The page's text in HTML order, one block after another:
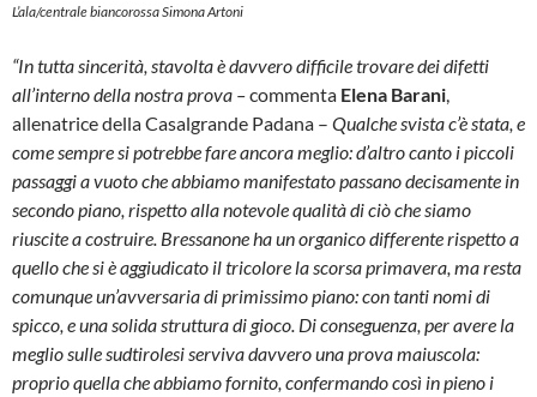
L’ala/centrale biancorossa Simona Artoni
“In tutta sincerità, stavolta è davvero difficile trovare dei difetti
all’interno della nostra prova –commenta Elena Barani
allenatrice della Casalgrande Padana – Qualche svista c’è stata, e
come sempre si potrebbe fare ancora meglio: d’altro canto i piccoli
passaggi a vuoto che abbiamo manifestato passano decisamente in
secondo piano, rispetto alla notevole qualità di ciò che siamo
riuscite a costruire. Bressanone ha un organico differente rispetto a
quello che si è aggiudicato il tricolore la scorsa primavera, ma resta
comunque un’avversaria di primissimo piano: con tanti nomi di
spicco, e una solida struttura di gioco. Di conseguenza, per avere la
meglio sulle sudtirolesi serviva davvero una prova maiuscola:
proprio quella che abbiamo fornito, confermando così in pieno i